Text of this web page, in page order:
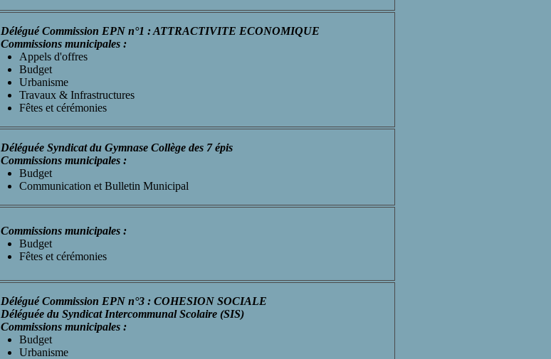
Délégué Commission EPN n°1 : ATTRACTIVITE ECONOMIQUE
Commissions municipales :
Appels d'offres
Budget
Urbanisme
Travaux & Infrastructures
Fêtes et cérémonies
Déléguée Syndicat du Gymnase Collège des 7 épis
Commissions municipales :
Budget
Communication et Bulletin Municipal
Commissions municipales :
Budget
Fêtes et cérémonies
Délégué Commission EPN n°3 : COHESION SOCIALE
Déléguée du Syndicat Intercommunal Scolaire (SIS)
Commissions municipales :
Budget
Urbanisme